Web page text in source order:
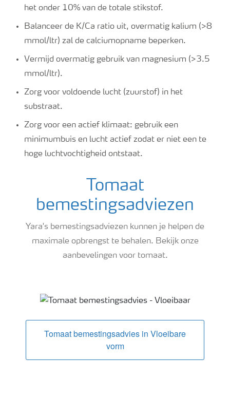
het onder 10% van de totale stikstof.
Balanceer de K/Ca ratio uit, overmatig kalium (>8
mmol/ltr) zal de calciumopname beperken.
Vermijd overmatig gebruik van magnesium (>3.5
mmol/ltr).
Zorg voor voldoende lucht (zuurstof) in het
substraat.
Zorg voor een actief klimaat: gebruik een
minimumbuis en lucht actief zodat er niet een te
hoge luchtvochtigheid ontstaat.
Tomaat
bemestingsadviezen
Yara's bemestingsadviezen kunnen je helpen de
maximale opbrengst te behalen. Bekijk onze
aanbevelingen voor tomaat.
Tomaat bemestingsadviezen
Tomaat bemestingsadvies in Vloeibare
vorm